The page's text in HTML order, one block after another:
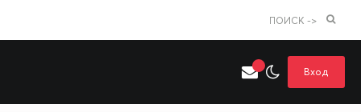
ПОИСК ->
Вход